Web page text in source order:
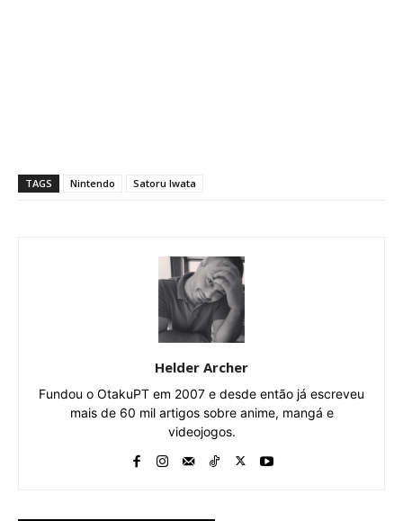
TAGS Nintendo Satoru Iwata
Helder Archer
Fundou o OtakuPT em 2007 e desde então já escreveu
mais de 60 mil artigos sobre anime, mangá e
videojogos.